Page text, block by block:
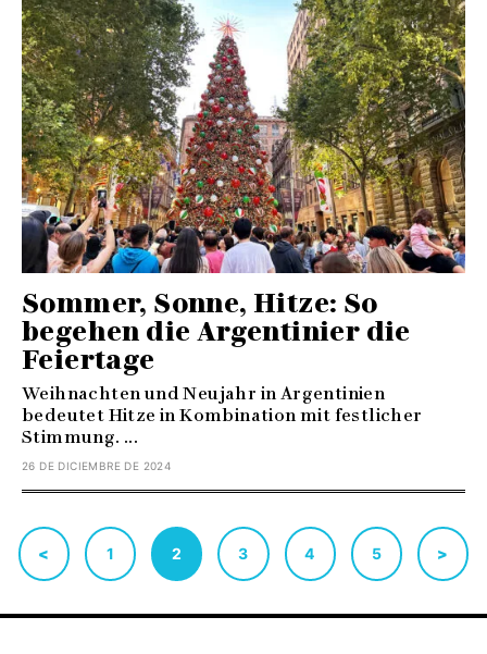
Sommer, Sonne, Hitze: So
begehen die Argentinier die
Feiertage
Weihnachten und Neujahr in Argentinien
bedeutet Hitze in Kombination mit festlicher
Stimmung. ...
26 DE DICIEMBRE DE 2024
< 1 2 3 4 5 >